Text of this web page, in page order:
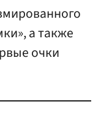
а также
очки